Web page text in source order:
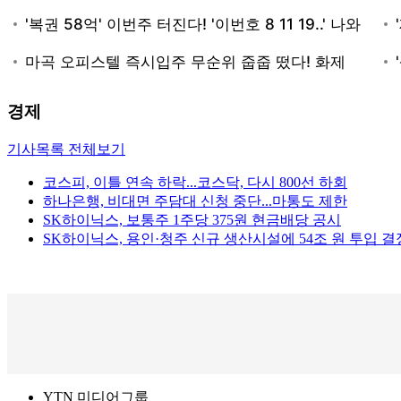
경제
기사목록 전체보기
코스피, 이틀 연속 하락...코스닥, 다시 800선 하회
하나은행, 비대면 주담대 신청 중단...마통도 제한
SK하이닉스, 보통주 1주당 375원 현금배당 공시
SK하이닉스, 용인·청주 신규 생산시설에 54조 원 투입 결
YTN 미디어그룹